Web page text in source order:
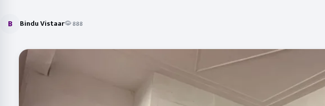
B Bindu Vistaar 888